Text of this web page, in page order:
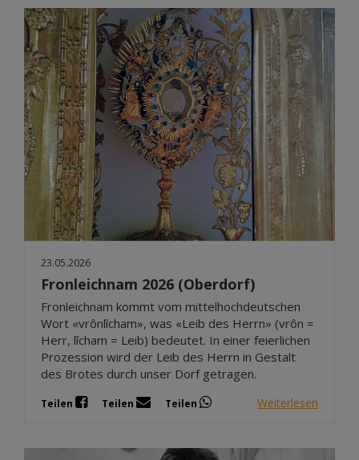
23.05.2026
Fronleichnam 2026 (Oberdorf)
Fronleichnam kommt vom mittelhochdeutschen
Wort «vrônlîcham», was «Leib des Herrn» (vrôn =
Herr, lîcham = Leib) bedeutet. In einer feierlichen
Prozession wird der Leib des Herrn in Gestalt
des Brotes durch unser Dorf getragen.
Teilen Teilen Teilen Weiterlesen